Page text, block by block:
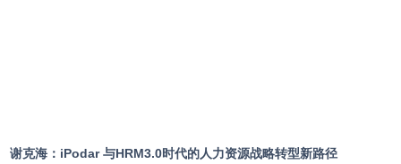
谢克海：iPodar 与HRM3.0时代的人力资源战略转型新路径